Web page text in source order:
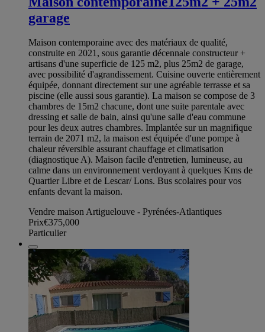
garage
Maison contemporaine avec des matériaux de qualité,
construite en 2021, sous garantie décennale constructeur +
artisans d'une superficie de 125 m2, plus 25m2 de garage,
avec possibilité d'agrandissement. Cuisine ouverte entièrement
équipée, donnant directement sur une agréable terrasse et sa
piscine (elle aussi sous garantie). La maison se compose de 3
chambres de 15m2 chacune, dont une suite parentale avec
dressing et salle de bain, ainsi qu'une salle d'eau commune
pour les deux autres chambres. Implantée sur un magnifique
terrain de 2071 m2, la maison est équipée d'une pompe à
chaleur réversible assurant chauffage et climatisation
(diagnostique A). Maison facile d'entretien, lumineuse, au
calme dans un environnement verdoyant à quelques Kms de
Quartier Libre et de Lescar/ Lons. Bus scolaires pour vos
enfants devant la maison.
Vendre maison Artiguelouve - Pyrénées-Atlantiques
Prix€375,000
Particulier